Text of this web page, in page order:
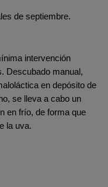
de septiembre.
intervención
Descubado manual,
en depósito de
se lleva a cabo un
en frío, de forma que
la uva.